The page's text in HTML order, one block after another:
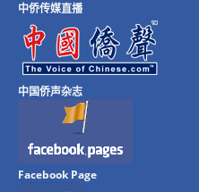
中侨传媒直播
中国侨声杂志
Facebook Page